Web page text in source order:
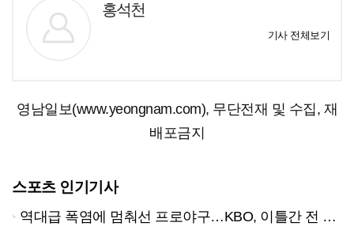
홍석천
기사 전체보기
영남일보(www.yeongnam.com), 무단전재 및 수집, 재
배포금지
스포츠 인기기사
역대급 폭염에 멈춰선 프로야구…KBO, 이틀간 전 경기 전격 취소